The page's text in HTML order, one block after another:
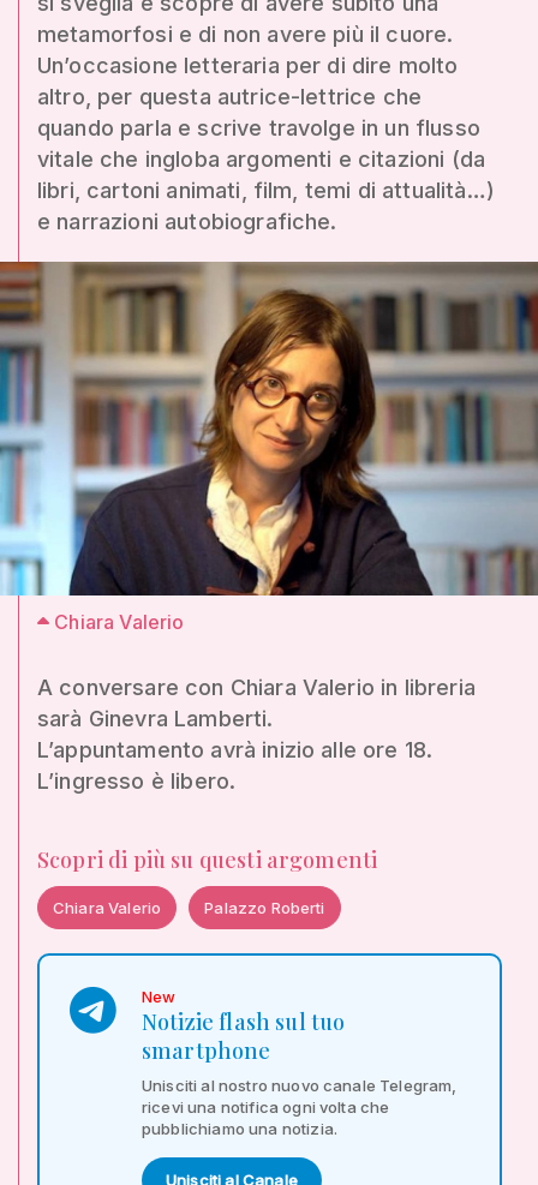
metamorfosi e di non avere più il cuore.
Un’occasione letteraria per di dire molto
altro, per questa autrice-lettrice che
quando parla e scrive travolge in un flusso
vitale che ingloba argomenti e citazioni (da
libri, cartoni animati, film, temi di attualità…)
e narrazioni autobiografiche.
Chiara Valerio
A conversare con Chiara Valerio in libreria
sarà Ginevra Lamberti.
L’appuntamento avrà inizio alle ore 18.
L’ingresso è libero.
Scopri di più su questi argomenti
Chiara Valerio Palazzo Roberti
New
Notizie flash sul tuo
smartphone
Unisciti al nostro nuovo canale Telegram,
ricevi una notifica ogni volta che
pubblichiamo una notizia.
Unisciti al Canale